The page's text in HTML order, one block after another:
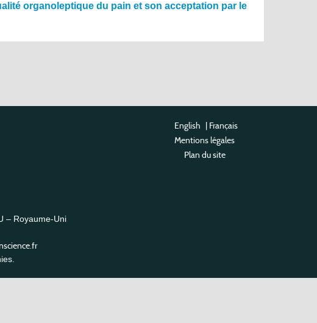
organoleptique du pain et son acceptation par le
– Royaume-Uni
English | Français
Mentions légales
Plan du site